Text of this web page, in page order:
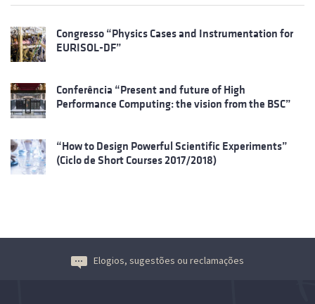
Congresso “Physics Cases and Instrumentation for
EURISOL-DF”
Conferência “Present and future of High
Performance Computing: the vision from the BSC”
“How to Design Powerful Scientific Experiments”
(Ciclo de Short Courses 2017/2018)
Elogios, sugestões ou reclamações